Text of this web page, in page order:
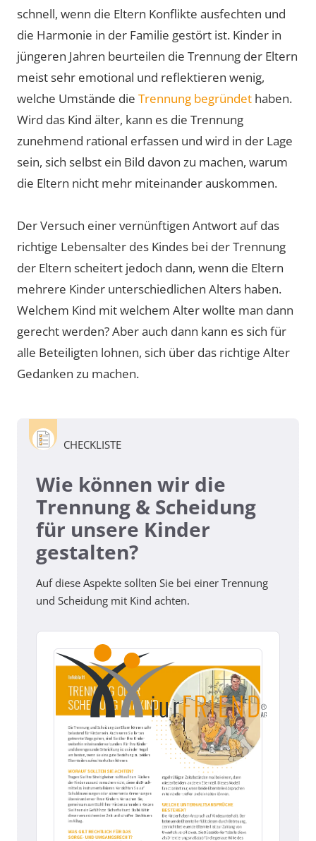
schnell, wenn die Eltern Konflikte ausfechten und
die Harmonie in der Familie gestört ist. Kinder in
jüngeren Jahren beurteilen die Trennung der Eltern
meist sehr emotional und reflektieren wenig,
welche Umstände die Trennung begründet haben.
Wird das Kind älter, kann es die Trennung
zunehmend rational erfassen und wird in der Lage
sein, sich selbst ein Bild davon zu machen, warum
die Eltern nicht mehr miteinander auskommen.
Der Versuch einer vernünftigen Antwort auf das
richtige Lebensalter des Kindes bei der Trennung
der Eltern scheitert jedoch dann, wenn die Eltern
mehrere Kinder unterschiedlichen Alters haben.
Welchem Kind mit welchem Alter wollte man dann
gerecht werden? Aber auch dann kann es sich für
alle Beteiligten lohnen, sich über das richtige Alter
Gedanken zu machen.
CHECKLISTE
Wie können wir die
Trennung & Scheidung
für unsere Kinder
gestalten?
Auf diese Aspekte sollten Sie bei einer Trennung
und Scheidung mit Kind achten.